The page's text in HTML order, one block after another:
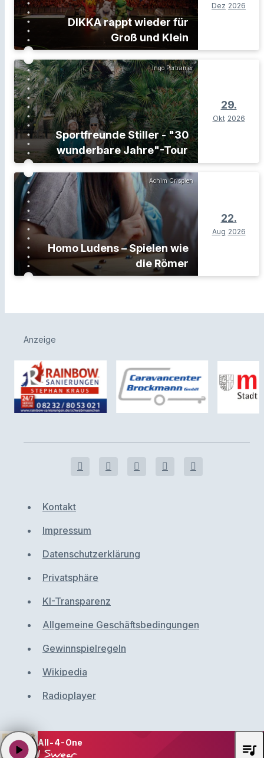
DIKKA rappt wieder für
Groß und Klein
Dez 2026
Ingo Pertramer
Sportfreunde Stiller - "30
wunderbare Jahre"-Tour
29.
Okt 2026
Achim Crispien
Homo Ludens – Spielen wie
die Römer
22.
Aug 2026
Anzeige
Kontakt
Impressum
Datenschutzerklärung
Privatsphäre
KI-Transparenz
Allgemeine Geschäftsbedingungen
Gewinnspielregeln
Wikipedia
Radioplayer
All-4-One
play_arrow queue_music